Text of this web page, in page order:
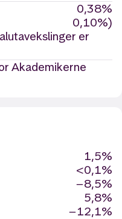
0,38%
0,10%)
er
Akademikerne
1,5%
<0,1%
−8,5%
5,8%
−12,1%